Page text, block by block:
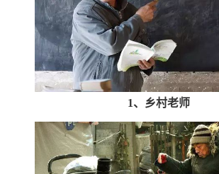
1、乡村老师